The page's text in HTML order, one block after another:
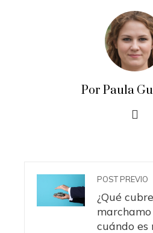
Por Paula
POST PREVIO
¿Qué
cuándo es